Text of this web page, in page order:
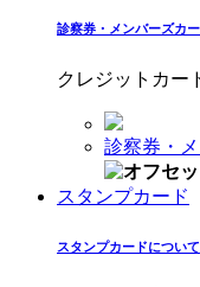
診察券・メンバーズカ
クレジットカー
診察券・
スタンプカード
スタンプカードについて